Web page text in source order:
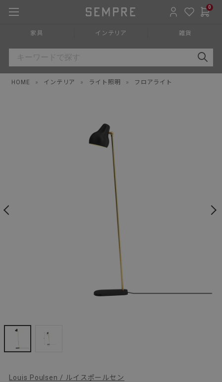
0
家具 インテリア 雑貨
HOME » インテリア » ライト照明 » フロアライト
Louis Poulsen / ルイスポールセン